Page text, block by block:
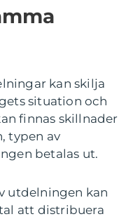
kan skilja
situation och
finnas skillnader
typen av
betalas ut.
utdelningen kan
att distribuera